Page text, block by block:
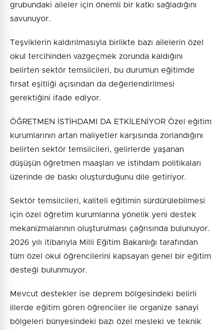
grubundaki aileler için önemli bir katkı sağladığını
savunuyor.
Teşviklerin kaldırılmasıyla birlikte bazı ailelerin özel
okul tercihinden vazgeçmek zorunda kaldığını
belirten sektör temsilcileri, bu durumun eğitimde
fırsat eşitliği açısından da değerlendirilmesi
gerektiğini ifade ediyor.
ÖĞRETMEN İSTİHDAMI DA ETKİLENİYOR Özel eğitim
kurumlarının artan maliyetler karşısında zorlandığını
belirten sektör temsilcileri, gelirlerde yaşanan
düşüşün öğretmen maaşları ve istihdam politikaları
üzerinde de baskı oluşturduğunu dile getiriyor.
Sektör temsilcileri, kaliteli eğitimin sürdürülebilmesi
için özel öğretim kurumlarına yönelik yeni destek
mekanizmalarının oluşturulması çağrısında bulunuyor.
2026 yılı itibarıyla Milli Eğitim Bakanlığı tarafından
tüm özel okul öğrencilerini kapsayan genel bir eğitim
desteği bulunmuyor.
Mevcut destekler ise deprem bölgesindeki belirli
illerde eğitim gören öğrenciler ile organize sanayi
bölgeleri bünyesindeki bazı özel mesleki ve teknik